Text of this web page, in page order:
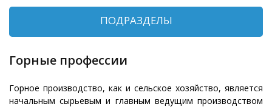
ПОДРАЗДЕЛЫ
Горные профессии
Горное производство, как и сельское хозяйство, является
начальным сырьевым и главным ведущим производством